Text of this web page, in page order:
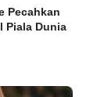
Pecahkan
Piala Dunia